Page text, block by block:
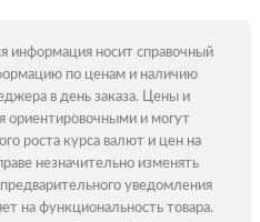
информация носит справочный
по ценам и наличию
в день заказа. Цены и
ориентировочными и могут
роста курса валют и цен на
незначительно изменять
уведомления
на функциональность товара.